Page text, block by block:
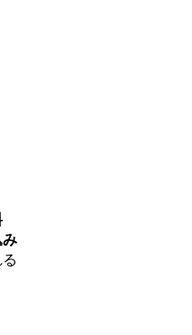
み